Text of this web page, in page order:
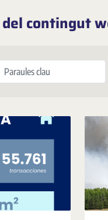
contingut
clau